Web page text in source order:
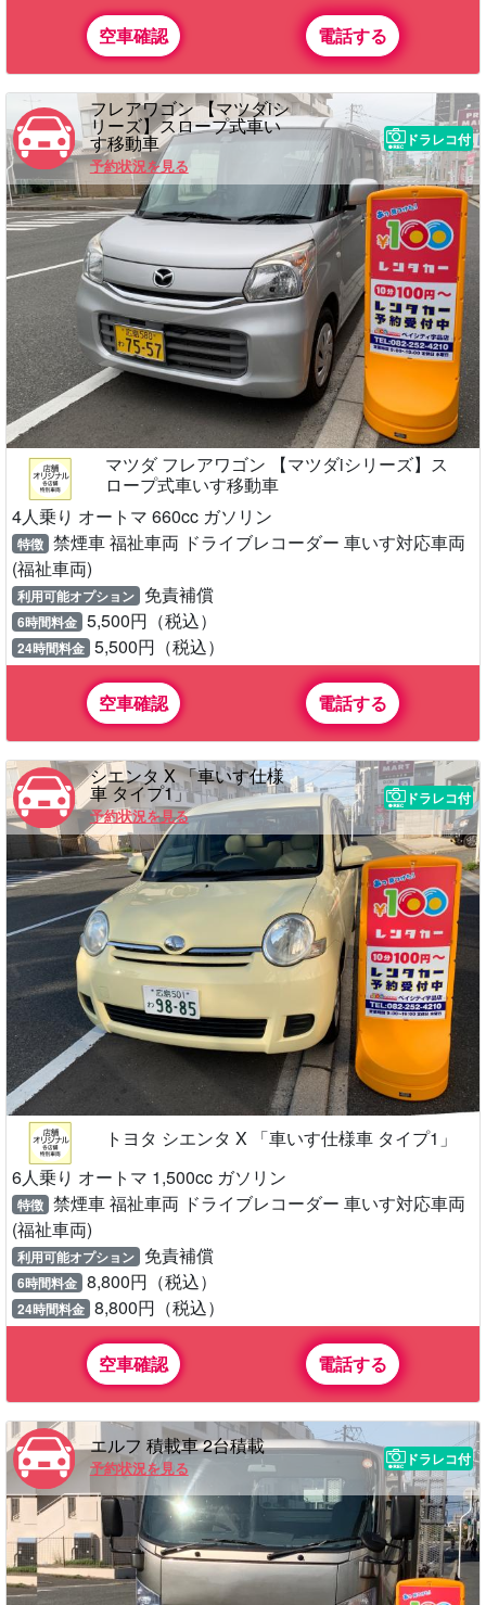
空車確認 電話する
フレアワゴン 【マツダiシ
リーズ】スロープ式車い
す移動車
予約状況を見る
ドラレコ付
マツダ フレアワゴン 【マツダiシリーズ】ス
ロープ式車いす移動車
4人乗り オートマ 660cc ガソリン
特徴 禁煙車 福祉車両 ドライブレコーダー 車いす対応車両
(福祉車両)
利用可能オプション 免責補償
6時間料金 5,500円（税込）
24時間料金 5,500円（税込）
空車確認 電話する
シエンタ X 「車いす仕様
車 タイプ1」
予約状況を見る
ドラレコ付
トヨタ シエンタ X 「車いす仕様車 タイプ1」
6人乗り オートマ 1,500cc ガソリン
特徴 禁煙車 福祉車両 ドライブレコーダー 車いす対応車両
(福祉車両)
利用可能オプション 免責補償
6時間料金 8,800円（税込）
24時間料金 8,800円（税込）
空車確認 電話する
エルフ 積載車 2台積載
予約状況を見る
ドラレコ付